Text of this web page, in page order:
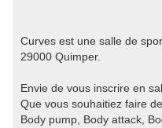
Curves est une salle de
29000 Quimper.
Envie de vous inscrire en
Que vous souhaitiez faire
Body pump, Body attack,